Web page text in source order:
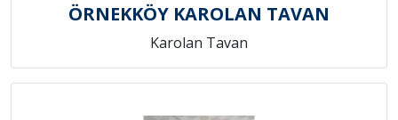
ÖRNEKKÖY KAROLAN TAVAN
Karolan Tavan